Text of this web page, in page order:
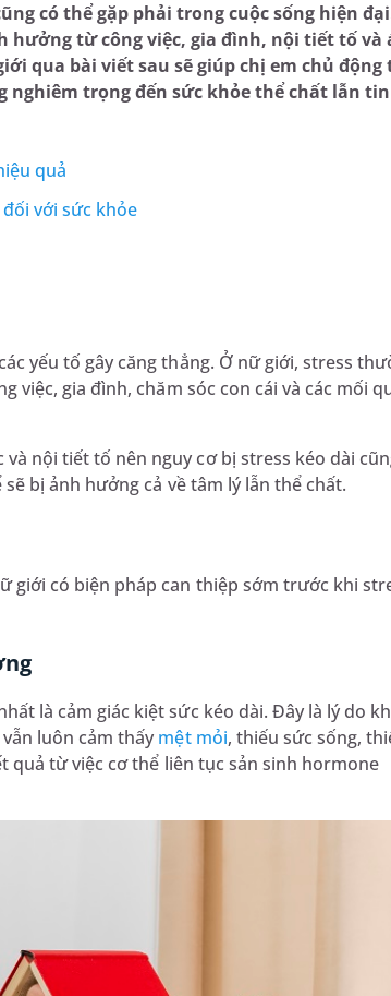
có thể gặp phải trong cuộc sống hiện
hưởng từ công việc, gia đình, nội tiết tố và
qua bài viết sau sẽ giúp chị em chủ động
trọng đến sức khỏe thể chất lẫn
quả
đối với sức khỏe
yếu tố gây căng thẳng. Ở nữ giới, stress
việc, gia đình, chăm sóc con cái và các mối
nội tiết tố nên nguy cơ bị stress kéo dài
bị ảnh hưởng cả về tâm lý lẫn thể chất.
giới có biện pháp can thiệp sớm trước khi
là cảm giác kiệt sức kéo dài. Đây là lý do
luôn cảm thấy mệt mỏi, thiếu sức sống,
quả từ việc cơ thể liên tục sản sinh hormone